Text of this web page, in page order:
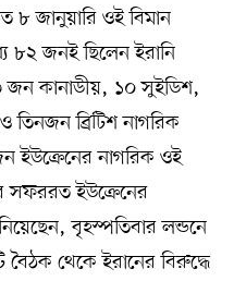
৮ জানুয়ারি ওই বিমান
৮২ জনই ছিলেন ইরানি
জন কানাডীয়, ১০ সুইডিশ,
ব্রিটিশ নাগরিক
ইউক্রেনের নাগরিক ওই
সফররত ইউক্রেনের
বৃহস্পতিবার লন্ডনে
বৈঠক থেকে ইরানের বিরুদ্ধে